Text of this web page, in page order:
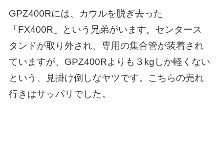
GPZ400Rには、カウルを脱ぎ去った
「FX400R」という兄弟がいます。センタース
タンドが取り外され、専用の集合管が装着され
ていますが、GPZ400Rよりも３kgしか軽くない
という、見掛け倒しなヤツです。こちらの売れ
行きはサッパリでした。